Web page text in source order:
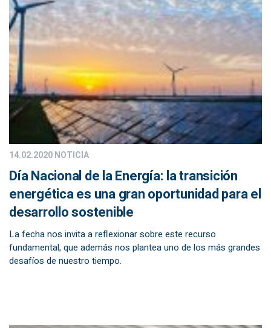
14.02.2020NOTICIA
Día Nacional de la Energía: la transición
energética es una gran oportunidad para el
desarrollo sostenible
La fecha nos invita a reflexionar sobre este recurso
fundamental, que además nos plantea uno de los más grandes
desafíos de nuestro tiempo.